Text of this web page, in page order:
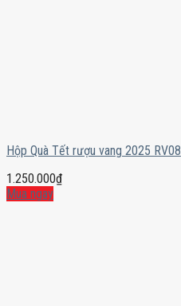
Hộp Quà Tết rượu vang 2025 RV08
1.250.000₫
Mua ngay